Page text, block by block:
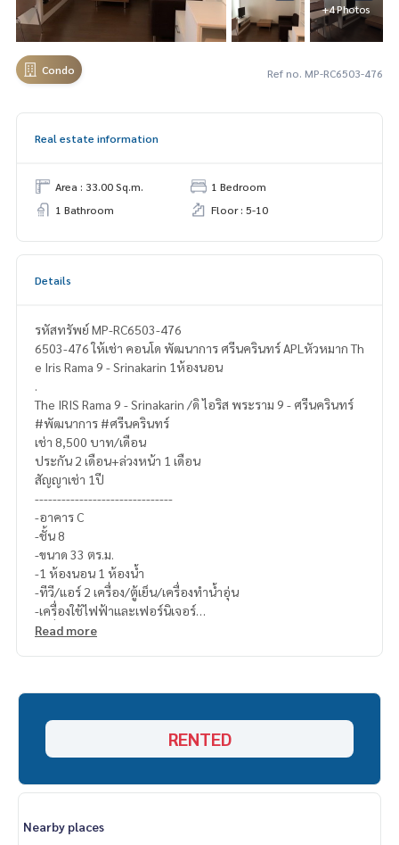
+4 Photos
Condo Ref no. MP-RC6503-476
Real estate information
Area : 33.00 Sq.m.
1 Bedroom
1 Bathroom
Floor : 5-10
Details
รหัสทรัพย์ MP-RC6503-476
6503-476 ให้เช่า คอนโด พัฒนาการ ศรีนครินทร์ APLหัวหมาก Th
e Iris Rama 9 - Srinakarin 1ห้องนอน
.
The IRIS Rama 9 - Srinakarin /ดิ ไอริส พระราม 9 - ศรีนครินทร์
#พัฒนาการ #ศรีนครินทร์
เช่า 8,500 บาท/เดือน
ประกัน 2 เดือน+ล่วงหน้า 1 เดือน
สัญญาเช่า 1ปี
-------------------------------
-อาคาร C
-ชั้น 8
-ขนาด 33 ตร.ม.
-1 ห้องนอน 1 ห้องน้ำ
-ทีวี/แอร์ 2 เครื่อง/ตู้เย็น/เครื่องทำน้ำอุ่น
-เครื่องใช้ไฟฟ้าและเฟอร์นิเจอร์
-เครื่องใช้ไฟฟ้าครบ
Line official : @matchingproperty (มี @ ข้างหน้า)
https://lin.ee/C4eqRVC
นท์ โรงแรม รีสอร์ท กับทีมงานอสังหาฯมืออาชีพ ที่ทำงานกันเป็นร
กค้าได้อย่างรวดเร็ว
Read more
RENTED
Nearby places